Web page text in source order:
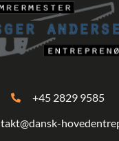
+45 2829 9585